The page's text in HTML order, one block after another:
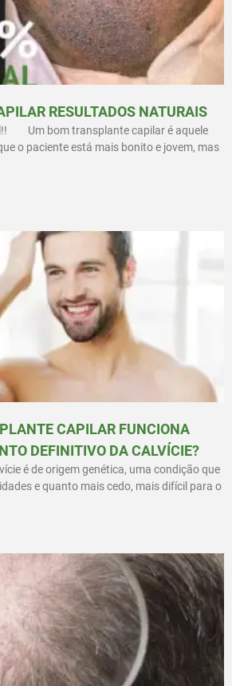
RESULTADOS NATURAIS
⠀ Um bom transplante capilar é aquele
o paciente está mais bonito e jovem, mas
CAPILAR FUNCIONA
DEFINITIVO DA CALVÍCIE?
é de origem genética, uma condição que
e quanto mais cedo, mais difícil para o